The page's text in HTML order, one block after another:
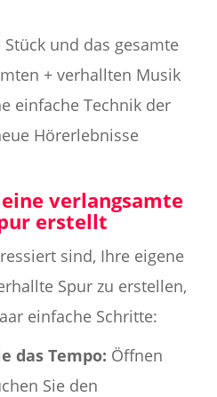
und das gesamte
+ verhallten Musik
einfache Technik der
Hörerlebnisse
verlangsamte
erstellt
sind, Ihre eigene
Spur zu erstellen,
einfache Schritte:
das Tempo: Öffnen
Sie den